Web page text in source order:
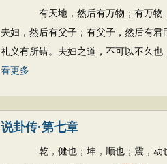
有天地，然后有万物；有万物，
夫妇，然后有父子；有父子，然后有
礼义有所错。夫妇之道，不可以不久也
看更多
说卦传·第七章
乾，健也；坤，顺也；震，动也